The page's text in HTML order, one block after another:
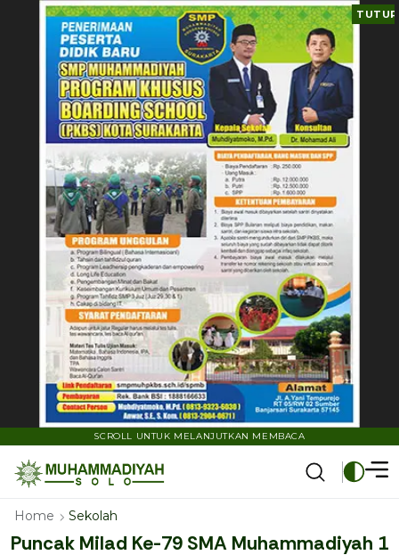
TUTUP
SCROLL UNTUK MELANJUTKAN MEMBACA
Home Sekolah
Puncak Milad Ke-79 SMA Muhammadiyah 1